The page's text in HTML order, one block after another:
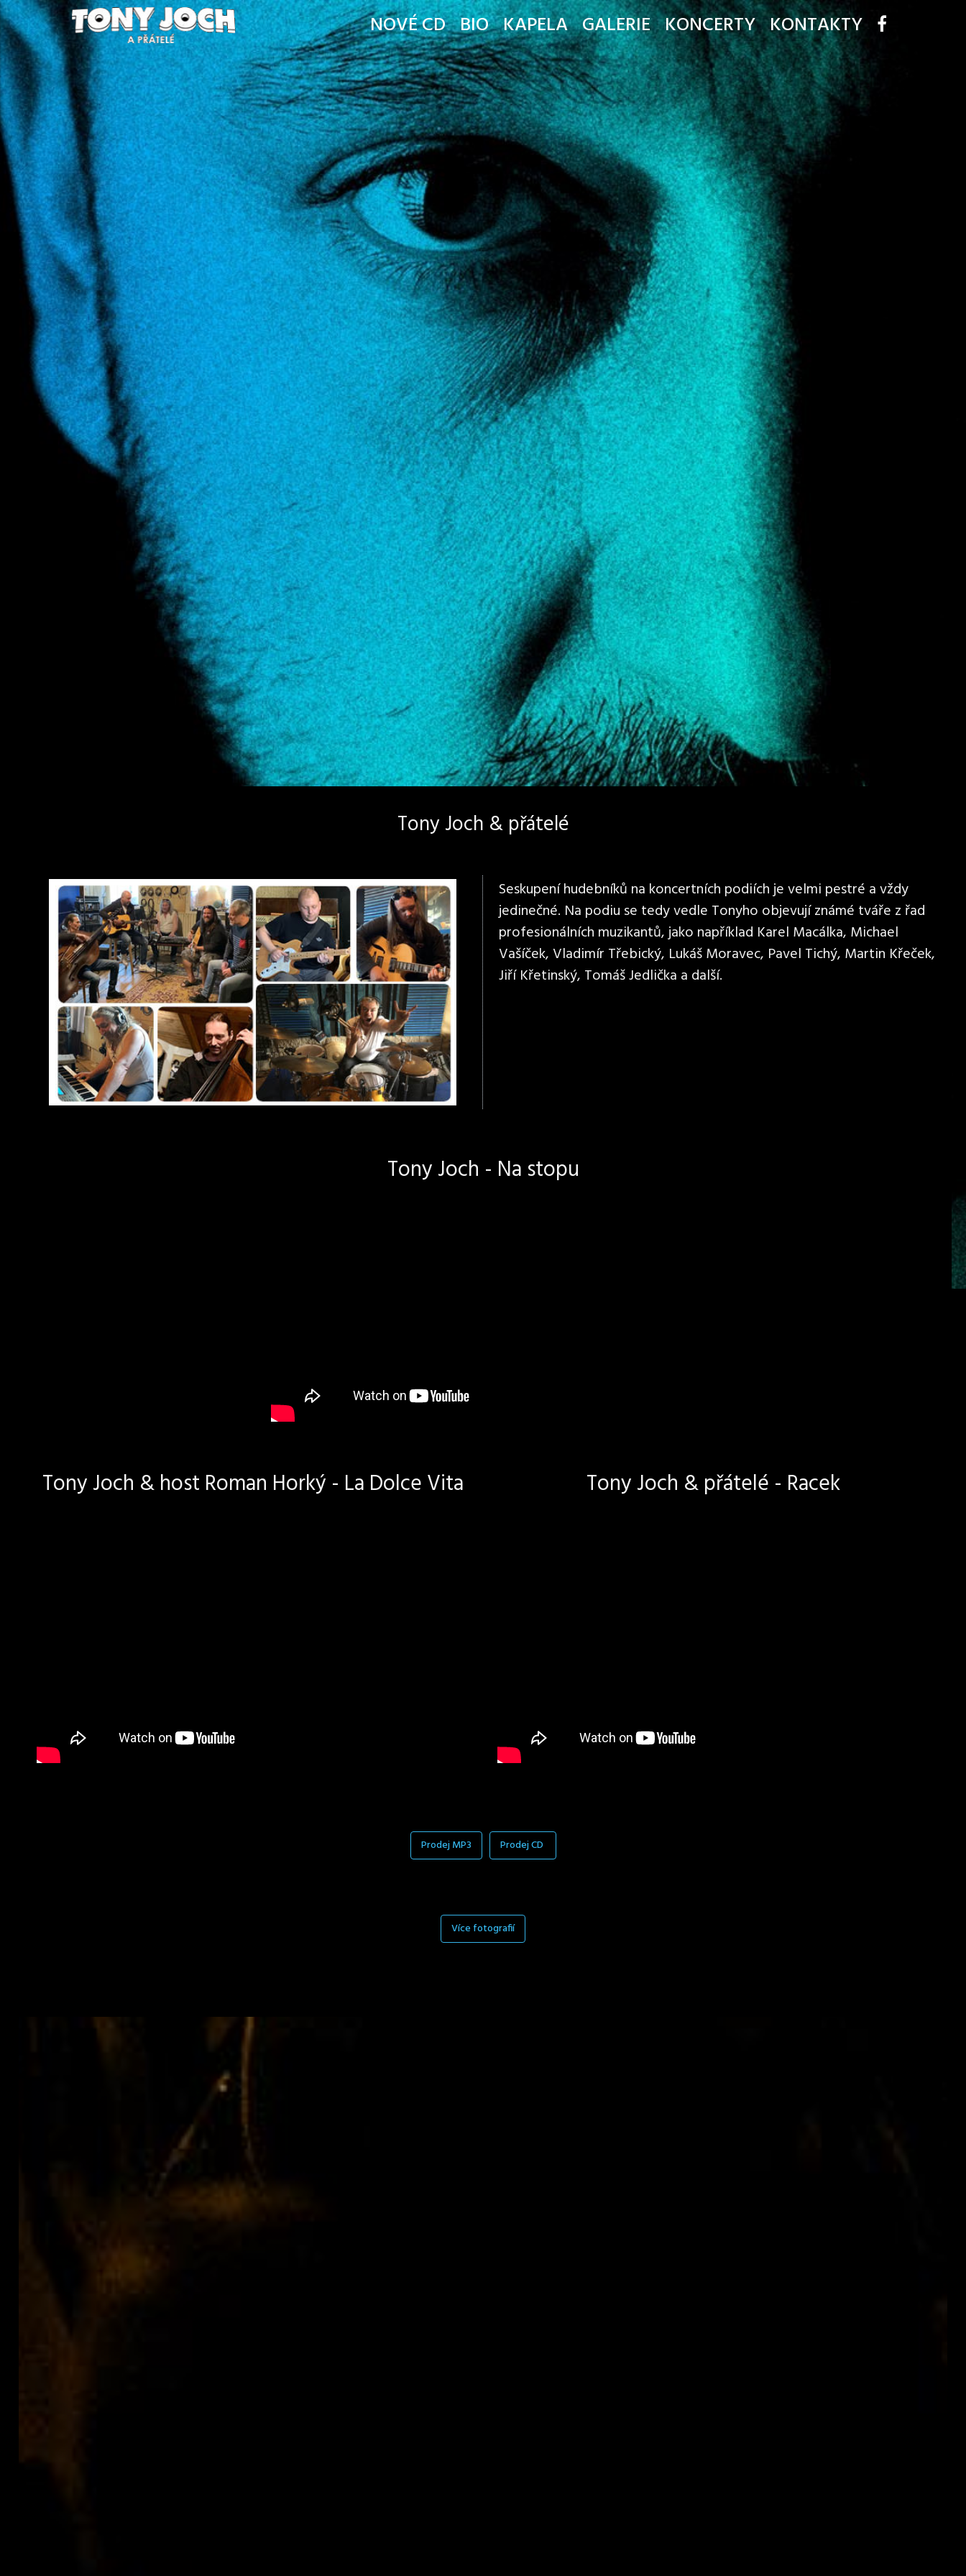
NOVÉ CD BIO KAPELA GALERIE KONCERTY KONTAKTY
Tony Joch & přátelé
Seskupení hudebníků na koncertních podiích je velmi pestré a vždy
jedinečné. Na podiu se tedy vedle Tonyho objevují známé tváře z řad
profesionálních muzikantů, jako například Karel Macálka, Michael
Vašíček, Vladimír Třebický, Lukáš Moravec, Pavel Tichý, Martin Křeček,
Jiří Křetinský, Tomáš Jedlička a další.
Tony Joch - Na stopu
Tony Joch & host Roman Horký - La Dolce Vita Tony Joch & přátelé - Racek
Prodej MP3 Prodej CD
Více fotografií